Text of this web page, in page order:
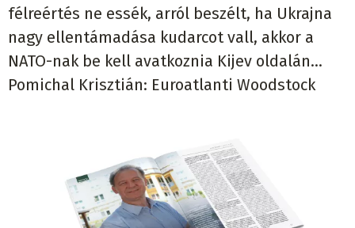
félreértés ne essék, arról beszélt, ha Ukrajna
nagy ellentámadása kudarcot vall, akkor a
NATO-nak be kell avatkoznia Kijev oldalán…
Pomichal Krisztián: Euroatlanti Woodstock